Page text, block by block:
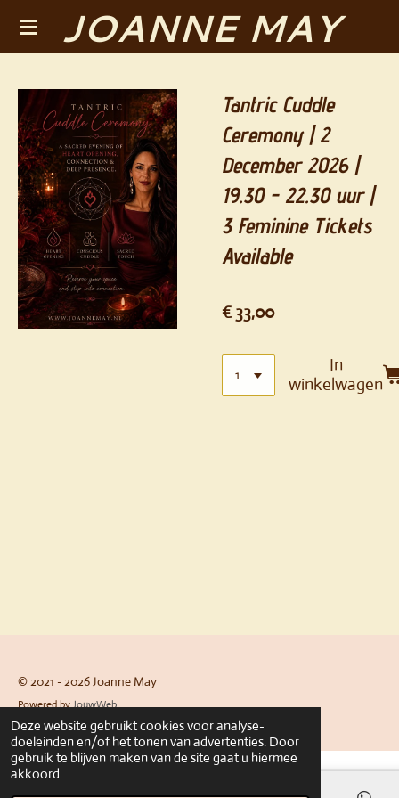
Deze website gebruikt cookies voor analyse-
doeleinden en/of het tonen van advertenties. Door
gebruik te blijven maken van de site gaat u hiermee
akkoord.
Ga
de
hoofdinhoud
JOANNE MAY
Tantric Cuddle
Ceremony | 2
December 2026 |
19.30 - 22.30 uur |
3 Feminine Tickets
Available
€ 33,00
In
winkelwagen
© 2021 - 2026 Joanne May
Powered byJouwWeb